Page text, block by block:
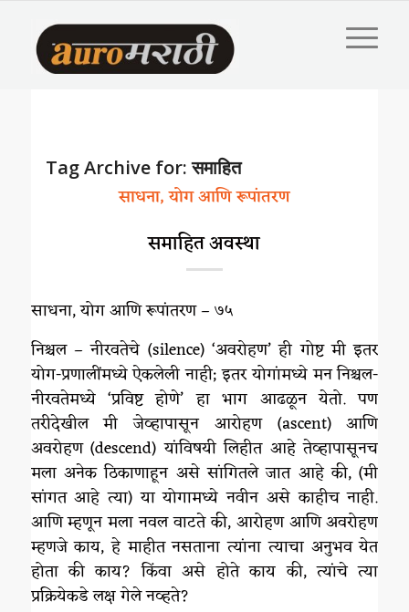
Tag Archive for:समाहित
साधना, योग आणि रूपांतरण
समाहित अवस्था
साधना, योग आणि रूपांतरण – ७५
निश्चल – नीरवतेचे (silence) ‘अवरोहण’ ही गोष्ट मी इतर
योग-प्रणालींमध्ये ऐकलेली नाही; इतर योगांमध्ये मन निश्चल-
नीरवतेमध्ये ‘प्रविष्ट होणे’ हा भाग आढळून येतो. पण
तरीदेखील मी जेव्हापासून आरोहण (ascent) आणि
अवरोहण (descend) यांविषयी लिहीत आहे तेव्हापासूनच
मला अनेक ठिकाणाहून असे सांगितले जात आहे की, (मी
सांगत आहे त्या) या योगामध्ये नवीन असे काहीच नाही.
आणि म्हणून मला नवल वाटते की, आरोहण आणि अवरोहण
म्हणजे काय, हे माहीत नसताना त्यांना त्याचा अनुभव येत
होता की काय? किंवा असे होते काय की, त्यांचे त्या
प्रक्रियेकडे लक्ष गेले नव्हते?